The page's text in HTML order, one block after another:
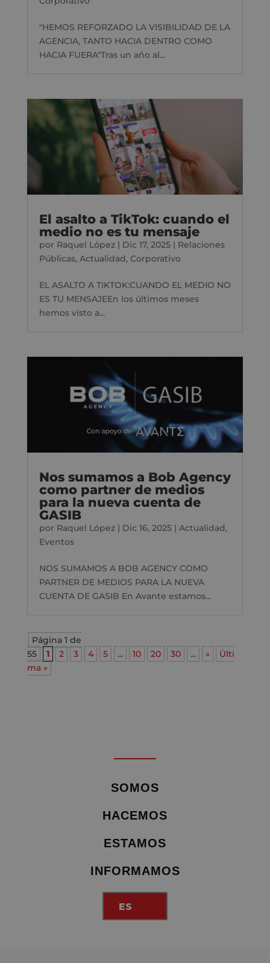
"HEMOS REFORZADO LA VISIBILIDAD DE LA
AGENCIA, TANTO HACIA DENTRO COMO
HACIA FUERA"Tras un año al...
El asalto a TikTok: cuando el
medio no es tu mensaje
por Raquel López| Dic 17, 2025| Relaciones
Públicas, Actualidad, Corporativo
EL ASALTO A TIKTOK:CUANDO EL MEDIO NO
ES TU MENSAJEEn los últimos meses
hemos visto a...
Nos sumamos a Bob Agency
como partner de medios
para la nueva cuenta de
GASIB
por Raquel López| Dic 16, 2025| Actualidad,
Eventos
NOS SUMAMOS A BOB AGENCY COMO
PARTNER DE MEDIOS PARA LA NUEVA
CUENTA DE GASIB En Avante estamos...
Página 1 de
55
1 2 3 4 5 ... 10 20 30 ... »
Últi
ma »
SOMOS
HACEMOS
ESTAMOS
INFORMAMOS
ES